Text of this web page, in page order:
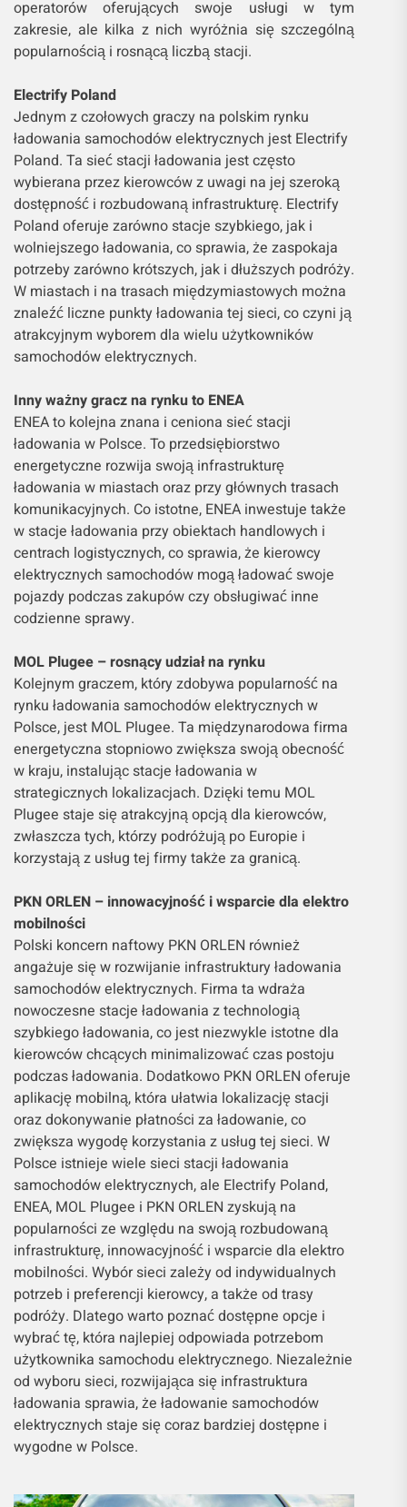
operatorów oferujących swoje usługi w tym
zakresie, ale kilka z nich wyróżnia się szczególną
popularnością i rosnącą liczbą stacji.
Electrify Poland
Jednym z czołowych graczy na polskim rynku
ładowania samochodów elektrycznych jest Electrify
Poland. Ta sieć stacji ładowania jest często
wybierana przez kierowców z uwagi na jej szeroką
dostępność i rozbudowaną infrastrukturę. Electrify
Poland oferuje zarówno stacje szybkiego, jak i
wolniejszego ładowania, co sprawia, że zaspokaja
potrzeby zarówno krótszych, jak i dłuższych podróży.
W miastach i na trasach międzymiastowych można
znaleźć liczne punkty ładowania tej sieci, co czyni ją
atrakcyjnym wyborem dla wielu użytkowników
samochodów elektrycznych.
Inny ważny gracz na rynku to ENEA
ENEA to kolejna znana i ceniona sieć stacji
ładowania w Polsce. To przedsiębiorstwo
energetyczne rozwija swoją infrastrukturę
ładowania w miastach oraz przy głównych trasach
komunikacyjnych. Co istotne, ENEA inwestuje także
w stacje ładowania przy obiektach handlowych i
centrach logistycznych, co sprawia, że kierowcy
elektrycznych samochodów mogą ładować swoje
pojazdy podczas zakupów czy obsługiwać inne
codzienne sprawy.
MOL Plugee – rosnący udział na rynku
Kolejnym graczem, który zdobywa popularność na
rynku ładowania samochodów elektrycznych w
Polsce, jest MOL Plugee. Ta międzynarodowa firma
energetyczna stopniowo zwiększa swoją obecność
w kraju, instalując stacje ładowania w
strategicznych lokalizacjach. Dzięki temu MOL
Plugee staje się atrakcyjną opcją dla kierowców,
zwłaszcza tych, którzy podróżują po Europie i
korzystają z usług tej firmy także za granicą.
PKN ORLEN – innowacyjność i wsparcie dla elektro
mobilności
Polski koncern naftowy PKN ORLEN również
angażuje się w rozwijanie infrastruktury ładowania
samochodów elektrycznych. Firma ta wdraża
nowoczesne stacje ładowania z technologią
szybkiego ładowania, co jest niezwykle istotne dla
kierowców chcących minimalizować czas postoju
podczas ładowania. Dodatkowo PKN ORLEN oferuje
aplikację mobilną, która ułatwia lokalizację stacji
oraz dokonywanie płatności za ładowanie, co
zwiększa wygodę korzystania z usług tej sieci. W
Polsce istnieje wiele sieci stacji ładowania
samochodów elektrycznych, ale Electrify Poland,
ENEA, MOL Plugee i PKN ORLEN zyskują na
popularności ze względu na swoją rozbudowaną
infrastrukturę, innowacyjność i wsparcie dla elektro
mobilności. Wybór sieci zależy od indywidualnych
potrzeb i preferencji kierowcy, a także od trasy
podróży. Dlatego warto poznać dostępne opcje i
wybrać tę, która najlepiej odpowiada potrzebom
użytkownika samochodu elektrycznego. Niezależnie
od wyboru sieci, rozwijająca się infrastruktura
ładowania sprawia, że ładowanie samochodów
elektrycznych staje się coraz bardziej dostępne i
wygodne w Polsce.